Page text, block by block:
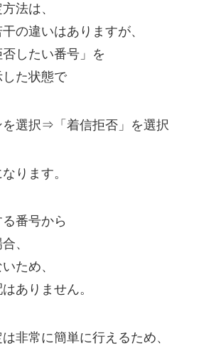
法は、
の違いはありますが、
したい番号」を
た状態で
を選択⇒「着信拒否」を選択
ります。
番号から
、
ため、
ありません。
非常に簡単に行えるため、